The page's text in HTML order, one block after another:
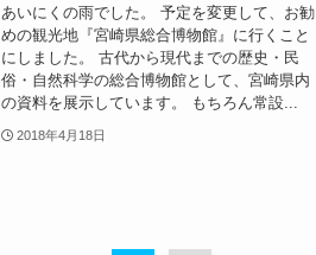
あいにくの雨でした。 予定を変更して、お勧
めの観光地『宮崎県総合博物館』に行くこと
にしました。 古代から現代までの歴史・民
俗・自然科学の総合博物館として、宮崎県内
の資料を展示しています。 もちろん常設...
2018年4月18日